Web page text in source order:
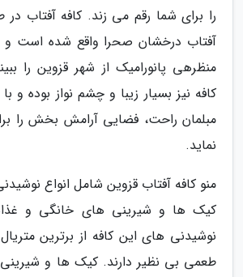
را برای شما رقم می زند. کافه آفتاب
آفتاب درخشان صحرا واقع شده است و
منظرهی پانورامیک از شهر قزوین را
کافه نیز بسیار زیبا و چشم نواز بوده و
مبلمان راحت، فضایی آرامش بخش را
نماید.
منو کافه آفتاب قزوین شامل انواع
کیک ها و شیرینی های خانگی و
نوشیدنی های این کافه از برترین
طعمی بی نظیر دارند. کیک ها و